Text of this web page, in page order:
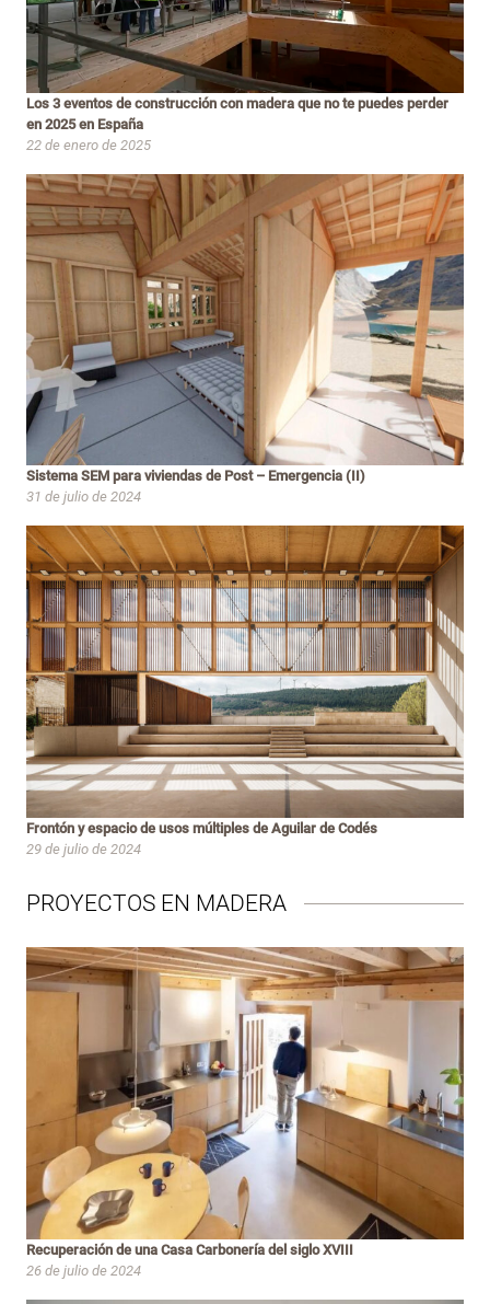
Los 3 eventos de construcción con madera que no te puedes perder
en 2025 en España
22 de enero de 2025
Sistema SEM para viviendas de Post – Emergencia (II)
31 de julio de 2024
Frontón y espacio de usos múltiples de Aguilar de Codés
29 de julio de 2024
PROYECTOS EN MADERA
Recuperación de una Casa Carbonería del siglo XVIII
26 de julio de 2024